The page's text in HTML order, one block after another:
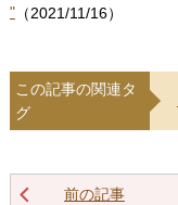
"（2021/11/16）
この記事の関連タ
グ
前の記事